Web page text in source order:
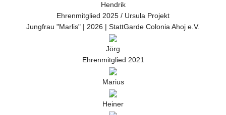
Hendrik
Ehrenmitglied 2025 / Ursula Projekt
Jungfrau "Marlis" | 2026 | StattGarde Colonia Ahoj e.V.
Jörg
Ehrenmitglied 2021
Marius
Heiner